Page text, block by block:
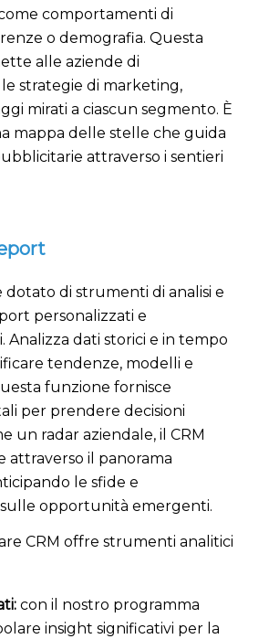
comportamenti di
o demografia. Questa
alle aziende di
strategie di marketing,
mirati a ciascun segmento. È
mappa delle stelle che guida
attraverso i sentieri
dotato di strumenti di analisi e
personalizzati e
Analizza dati storici e in tempo
tendenze, modelli e
funzione fornisce
per prendere decisioni
un radar aziendale, il CRM
attraverso il panorama
le sfide e
opportunità emergenti.
CRM offre strumenti analitici
con il nostro programma
insight significativi per la